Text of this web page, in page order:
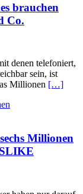
brauchen
Co.
denen telefoniert,
sein, ist
Millionen […]
Millionen